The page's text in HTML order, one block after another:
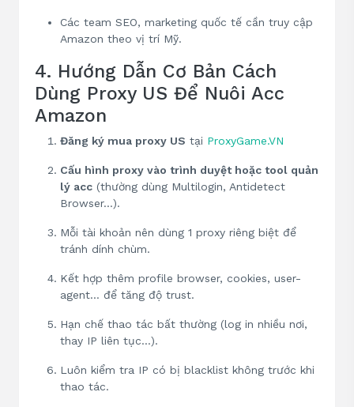
Các team SEO, marketing quốc tế cần truy cập
Amazon theo vị trí Mỹ.
4. Hướng Dẫn Cơ Bản Cách
Dùng Proxy US Để Nuôi Acc
Amazon
Đăng ký mua proxy US tại ProxyGame.VN
Cấu hình proxy vào trình duyệt hoặc tool quản
lý acc (thường dùng Multilogin, Antidetect
Browser…).
Mỗi tài khoản nên dùng 1 proxy riêng biệt để
tránh dính chùm.
Kết hợp thêm profile browser, cookies, user-
agent… để tăng độ trust.
Hạn chế thao tác bất thường (log in nhiều nơi,
thay IP liên tục…).
Luôn kiểm tra IP có bị blacklist không trước khi
thao tác.